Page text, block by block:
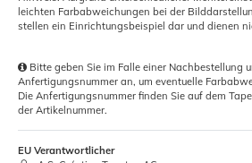
leichten Farbabweichungen bei der
stellen ein Einrichtungsbeispiel dar und dienen
Bitte geben Sie im Falle einer Nachbestellung
Anfertigungsnummer an, um eventuelle
Die Anfertigungsnummer finden Sie auf dem
der Artikelnummer.
EU Verantwortlicher